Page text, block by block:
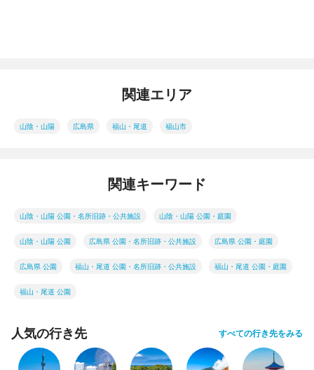
関連エリア
山陰・山陽 広島県 福山・尾道 福山市
関連キーワード
山陰・山陽 公園・名所旧跡・公共施設 山陰・山陽 公園・庭園
山陰・山陽 公園 広島県 公園・名所旧跡・公共施設 広島県 公園・庭園
広島県 公園 福山・尾道 公園・名所旧跡・公共施設 福山・尾道 公園・庭園
福山・尾道 公園
人気の行き先 すべての行き先をみる